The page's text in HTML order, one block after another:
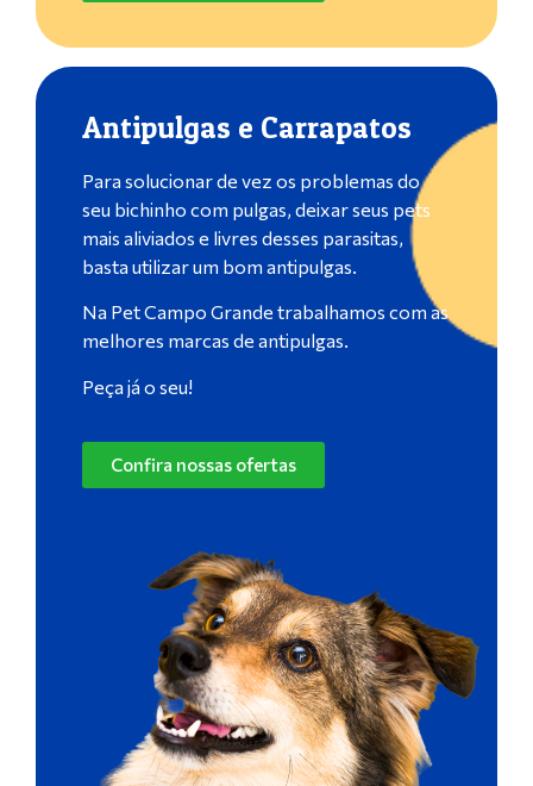
Antipulgas e Carrapatos
Para solucionar de vez os problemas do
seu bichinho com pulgas, deixar seus pets
mais aliviados e livres desses parasitas,
basta utilizar um bom antipulgas.
Na Pet Campo Grande trabalhamos com as
melhores marcas de antipulgas.
Peça já o seu!
Confira nossas ofertas